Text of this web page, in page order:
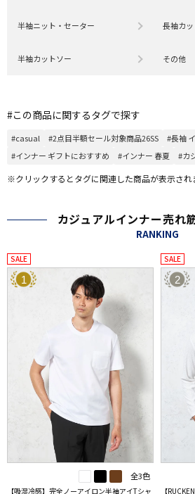
半袖ニット・セーター 長袖カ
半袖カットソー その他
#この商品に関するタグで探す
#casual #2点目半額セール対象商品26SS #長袖
#インナー ギフトにおすすめ
#インナー 春夏 #カ
※クリックするとタグに関連した商品が表示され
カジュアルインナー売れ
RANKING
SALE
1
全3色
【吸湿冷感】完全ノーアイロン半袖アイTシャ
SALE
2
【